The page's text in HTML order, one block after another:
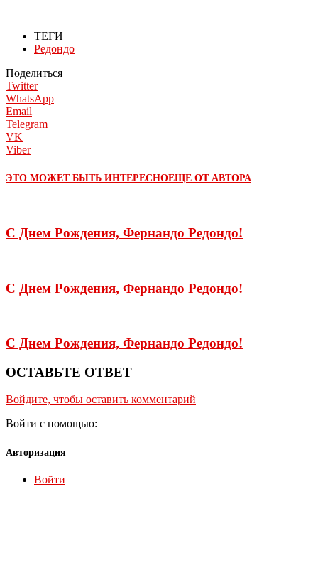
ТЕГИ
Редондо
Поделиться
Twitter
WhatsApp
Email
Telegram
VK
Viber
ЭТО МОЖЕТ БЫТЬ ИНТЕРЕСНОЕЩЕ ОТ АВТОРА
С Днем Рождения, Фернандо Редондо!
С Днем Рождения, Фернандо Редондо!
С Днем Рождения, Фернандо Редондо!
ОСТАВЬТЕ ОТВЕТ
Войдите, чтобы оставить комментарий
Войти с помощью:
Авторизация
Войти